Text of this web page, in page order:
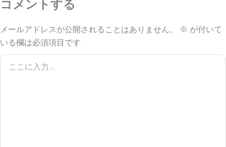
コメントする
メールアドレスが公開されることはありません。 ※ が付いて
いる欄は必須項目です
こ